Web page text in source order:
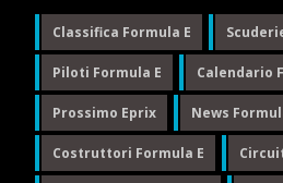
Classifica Formula E
Piloti Formula E Calendario
Prossimo Eprix News
Costruttori Formula E